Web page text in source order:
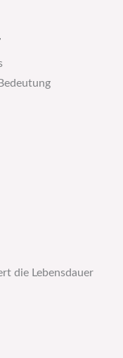
die Lebensdauer